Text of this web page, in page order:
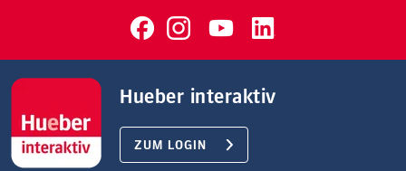
Hueber interaktiv
ZUM LOGIN